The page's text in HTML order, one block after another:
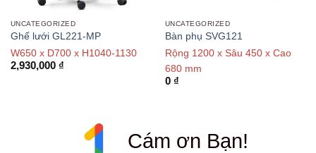
UNCATEGORIZED
Ghế lưới GL221-MP
W650 x D700 x H1040-1130
2,930,000 ₫
UNCATEGORIZED
Bàn phụ SVG121
Rộng 1200 x Sâu 450 x Cao
680 mm
0 ₫
Cám ơn Bạn!